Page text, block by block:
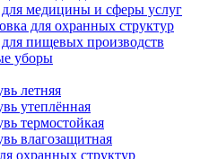
медицины и сферы услуг
для охранных структур
пищевых производств
уборы
летняя
утеплённая
термостойкая
влагозащитная
охранных структур